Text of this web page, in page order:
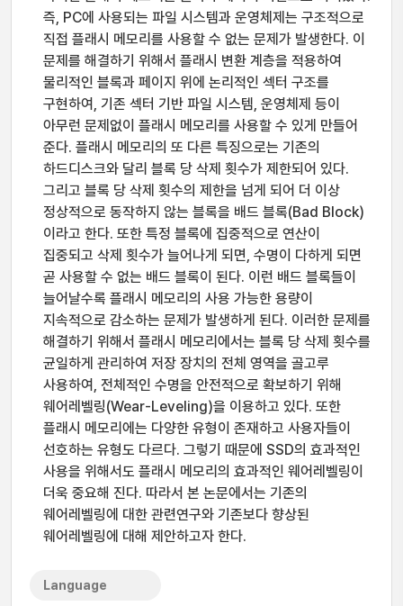
즉, PC에 사용되는 파일 시스템과 운영체제는 구조적으로
직접 플래시 메모리를 사용할 수 없는 문제가 발생한다. 이
문제를 해결하기 위해서 플래시 변환 계층을 적용하여
물리적인 블록과 페이지 위에 논리적인 섹터 구조를
구현하여, 기존 섹터 기반 파일 시스템, 운영체제 등이
아무런 문제없이 플래시 메모리를 사용할 수 있게 만들어
준다. 플래시 메모리의 또 다른 특징으로는 기존의
하드디스크와 달리 블록 당 삭제 횟수가 제한되어 있다.
그리고 블록 당 삭제 횟수의 제한을 넘게 되어 더 이상
정상적으로 동작하지 않는 블록을 배드 블록(Bad Block)
이라고 한다. 또한 특정 블록에 집중적으로 연산이
집중되고 삭제 횟수가 늘어나게 되면, 수명이 다하게 되면
곧 사용할 수 없는 배드 블록이 된다. 이런 배드 블록들이
늘어날수록 플래시 메모리의 사용 가능한 용량이
지속적으로 감소하는 문제가 발생하게 된다. 이러한 문제를
해결하기 위해서 플래시 메모리에서는 블록 당 삭제 횟수를
균일하게 관리하여 저장 장치의 전체 영역을 골고루
사용하여, 전체적인 수명을 안전적으로 확보하기 위해
웨어레벨링(Wear-Leveling)을 이용하고 있다. 또한
플래시 메모리에는 다양한 유형이 존재하고 사용자들이
선호하는 유형도 다르다. 그렇기 때문에 SSD의 효과적인
사용을 위해서도 플래시 메모리의 효과적인 웨어레벨링이
더욱 중요해 진다. 따라서 본 논문에서는 기존의
웨어레벨링에 대한 관련연구와 기존보다 향상된
웨어레벨링에 대해 제안하고자 한다.
Language